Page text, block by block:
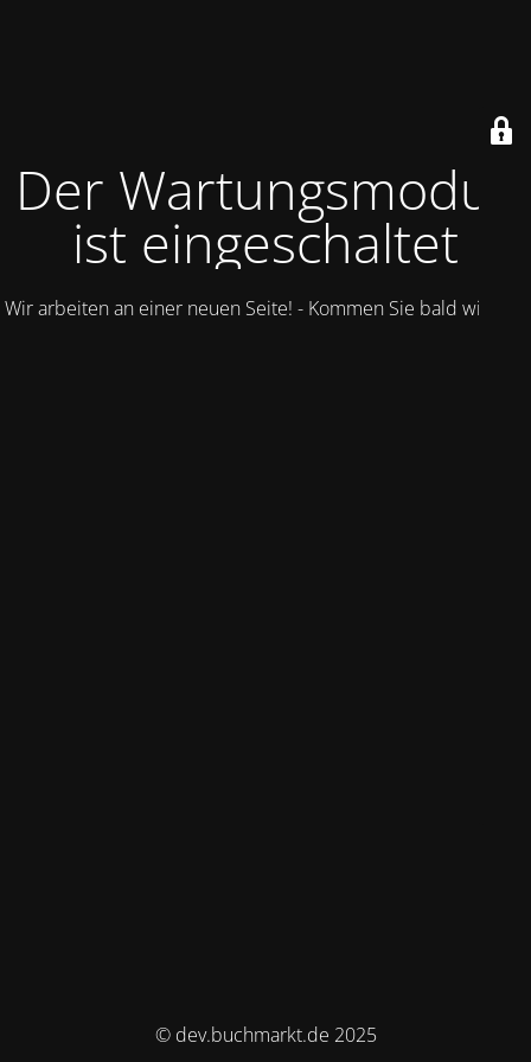
Der Wartungsmodus
ist eingeschaltet
Wir arbeiten an einer neuen Seite! - Kommen Sie bald wieder.
© dev.buchmarkt.de 2025